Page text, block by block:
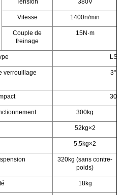
Tension 380V
Vitesse 1400n/min
Couple de
freinage
15N·m
verrouillage
3°-
300kg
52kg×2
5.5kg×2
320kg (sans contre-
poids)
18kg